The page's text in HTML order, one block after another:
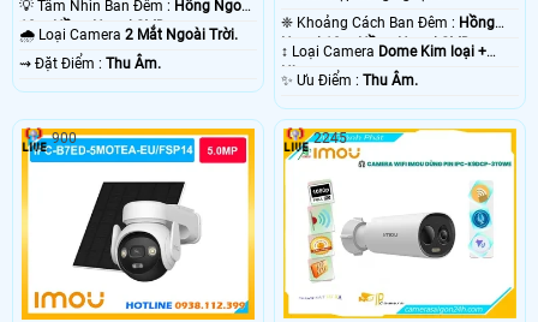
💡 Tầm Nhìn Ban Đêm : Hồng Ngoại
10m Hồng Ngoại SMD.
🌧️ Loại Camera 2 Mắt Ngoài Trời.
️⇝ Đặt Điểm : Thu Âm.
❈ Khoảng Cách Ban Đêm : Hồng
Ngoại 10m Hồng Ngoại SMD.
↕️ Loại Camera Dome Kim loại +
Nhựa.
️✨ Ưu Điểm :Thu Âm.
900 2245